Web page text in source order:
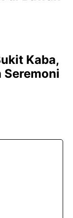
Kaba,
Seremoni